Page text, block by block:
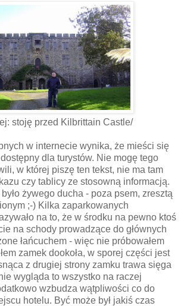
stoję przed Kilbrittain Castle/
w internecie wynika, że mieści się
dla turystów. Nie mogę tego
w której piszę ten tekst, nie ma tam
czy tablicy ze stosowną informacją.
było żywego ducha - poza psem, zresztą
;-) Kilka zaparkowanych
na to, że w środku na pewno ktoś
na schody prowadzące do głównych
łańcuchem - więc nie próbowałem
zamek dookoła, w sporej części jest
z drugiej strony zamku trawa sięga
wygląda to wszystko na raczej
wzbudza wątpliwości co do
hotelu. Być może był jakiś czas